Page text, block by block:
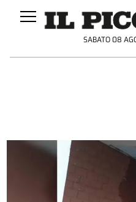
SABATO 08